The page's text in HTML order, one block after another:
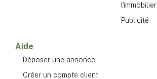
l'immobilier
Publicité
Aide
Déposer une annonce
Créer un compte client